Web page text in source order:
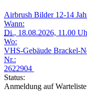
Airbrush Bilder 12-14
Wann:
Di., 18.08.2026, 11.00
Wo:
VHS-Gebäude Brackel-
Nr.:
2622904
Status:
Anmeldung auf Warteliste